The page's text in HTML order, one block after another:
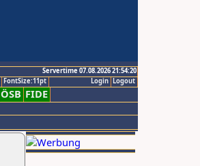
Servertime 07.08.2026 21:54:20
Logout
Login
FontSize:11pt
ÖSB FIDE